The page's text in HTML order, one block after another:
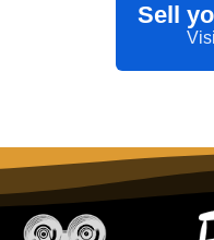
Sell